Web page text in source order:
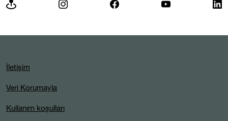
İletişim
Veri Korumayla
Kullanım koşulları